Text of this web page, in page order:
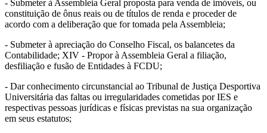
- Submeter à Assembleia Geral proposta para venda de imóveis, ou
constituição de ônus reais ou de títulos de renda e proceder de
acordo com a deliberação que for tomada pela Assembleia;
- Submeter à apreciação do Conselho Fiscal, os balancetes da
Contabilidade; XIV - Propor à Assembleia Geral a filiação,
desfiliação e fusão de Entidades à FCDU;
- Dar conhecimento circunstancial ao Tribunal de Justiça Desportiva
Universitária das faltas ou irregularidades cometidas por IES e
respectivas pessoas jurídicas e físicas previstas na sua organização
em seus estatutos;